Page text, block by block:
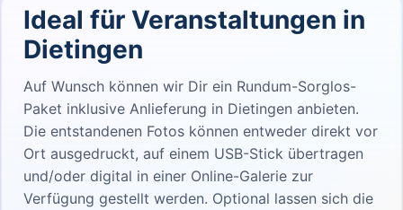
Ideal für Veranstaltungen in
Dietingen
Auf Wunsch können wir Dir ein Rundum-Sorglos-
Paket inklusive Anlieferung in Dietingen anbieten.
Die entstandenen Fotos können entweder direkt vor
Ort ausgedruckt, auf einem USB-Stick übertragen
und/oder digital in einer Online-Galerie zur
Verfügung gestellt werden. Optional lassen sich die